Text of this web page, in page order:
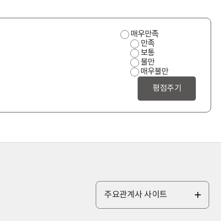
사 매우만족
만족
보통
불만
매우불만
주요관계사 사이트
전
체